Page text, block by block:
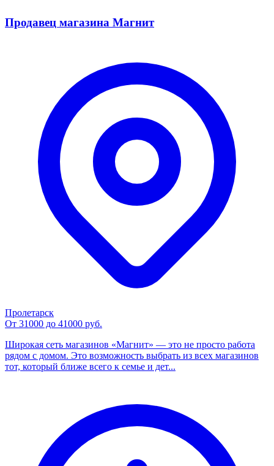
Продавец магазина Магнит
Пролетарск
От 31000 до 41000 руб.
Широкая сеть магазинов «Магнит» — это не просто работа
рядом с домом. Это возможность выбрать из всех магазинов
тот, который ближе всего к семье и дет...